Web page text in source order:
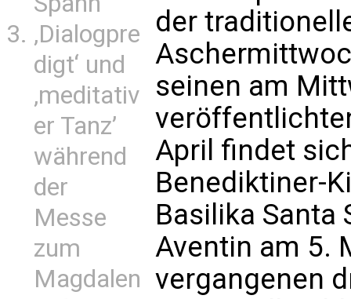
‚Dialogpre
digt‘ und
‚meditativ
er Tanz’
während
der
Messe
zum
Magdalen
der
seinen am
April findet
Benediktiner-
Basilika Santa
Aventin am 5.
vergangenen